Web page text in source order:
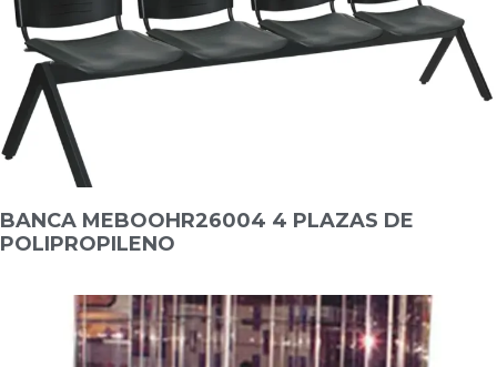
BANCA MEBOOHR26004 4 PLAZAS DE
POLIPROPILENO